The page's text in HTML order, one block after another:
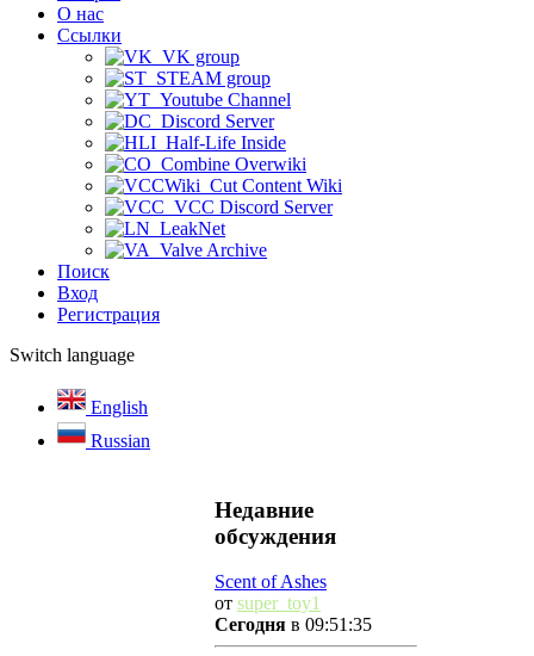
О нас
Ссылки
VK group
STEAM group
Youtube Channel
Discord Server
Half-Life Inside
Combine Overwiki
Cut Content Wiki
VCC Discord Server
LeakNet
Valve Archive
Поиск
Вход
Регистрация
Switch language
English
Russian
Недавние
обсуждения
Scent of Ashes
от super_toy1
Сегодня в 09:51:35